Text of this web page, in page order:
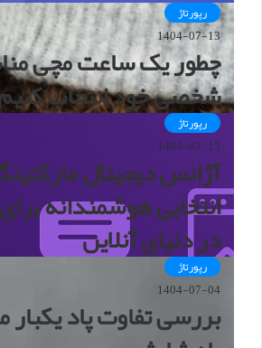
رپورتاژ
1404-07-13
چطور یک ساعت مچی
شخصی خود انتخاب
رپورتاژ
1404-07-15
آژانس دیجیتال
انتخابی هوشمندانه
در دنیای آنلاین
رپورتاژ
1404-07-04
بررسی تفاوت پاد